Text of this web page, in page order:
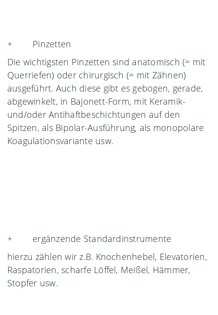
+ Pinzetten
Die wichtigsten Pinzetten sind anatomisch (= mit
Querriefen) oder chirurgisch (= mit Zähnen)
ausgeführt. Auch diese gibt es gebogen, gerade,
abgewinkelt, in Bajonett-Form, mit Keramik-
und/oder Antihaftbeschichtungen auf den
Spitzen, als Bipolar-Ausführung, als monopolare
Koagulationsvariante usw.
+ ergänzende Standardinstrumente
hierzu zählen wir z.B. Knochenhebel, Elevatorien,
Raspatorien, scharfe Löffel, Meißel, Hämmer,
Stopfer usw.